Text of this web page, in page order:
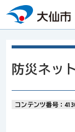
本文へスキップ
防災ネッ
コンテンツ番号：